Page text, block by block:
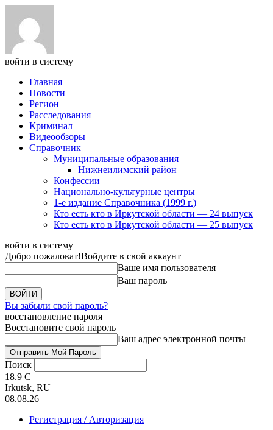
войти в систему
Главная
Новости
Регион
Расследования
Криминал
Видеообзоры
Справочник
Муниципальные образования
Нижнеилимский район
Конфессии
Национально-культурные центры
1-е издание Справочника (1999 г.)
Кто есть кто в Иркутской области — 24 выпуск
Кто есть кто в Иркутской области — 25 выпуск
войти в систему
Добро пожаловат!Войдите в свой аккаунт
Ваше имя пользователя
Ваш пароль
Вы забыли свой пароль?
восстановление пароля
Восстановите свой пароль
Ваш адрес электронной почты
Поиск
18.9 C
Irkutsk, RU
08.08.26
Регистрация / Авторизация